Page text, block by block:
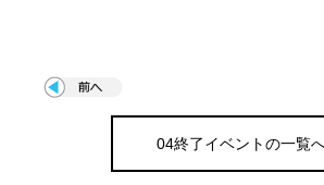
り組みを継続的に見直し、改善します。
04終了イベントの一覧